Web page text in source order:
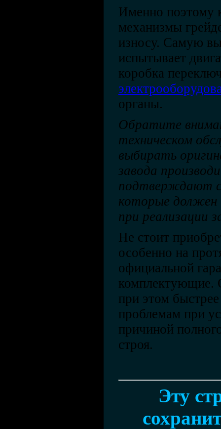
Именно поэтому
механизмы
износу. Самую
испытывает
коробка
органы.
Обратите
техническом
выбирать
завода
подтверждают
которые должен
при реализации
Не стоит
особенно на
официальной
комплектующие.
при этом
проблемам при
причиной
строя.
Эту